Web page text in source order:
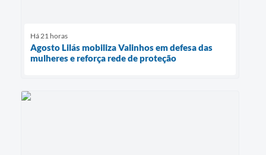
Há 21 horas
Agosto Lilás mobiliza Valinhos em defesa das
mulheres e reforça rede de proteção